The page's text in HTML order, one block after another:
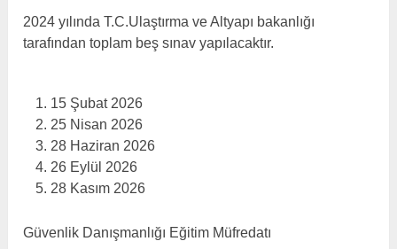
2024 yılında T.C.Ulaştırma ve Altyapı bakanlığı
tarafından toplam beş sınav yapılacaktır.
15 Şubat 2026
25 Nisan 2026
28 Haziran 2026
26 Eylül 2026
28 Kasım 2026
Güvenlik Danışmanlığı Eğitim Müfredatı